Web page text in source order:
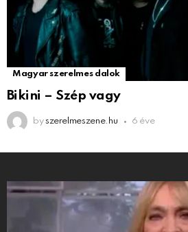
Magyar szerelmes dalok
Bikini – Szép vagy
by szerelmeszene.hu 6 éve